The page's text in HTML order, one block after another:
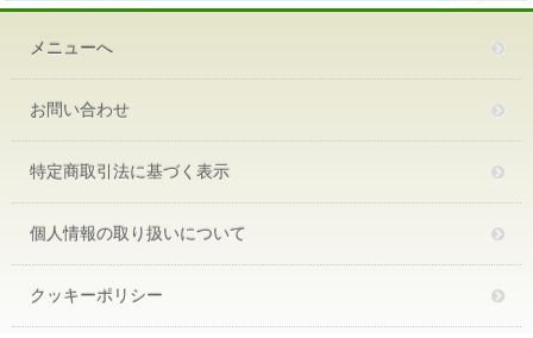
メニューへ
お問い合わせ
特定商取引法に基づく表示
個人情報の取り扱いについて
クッキーポリシー